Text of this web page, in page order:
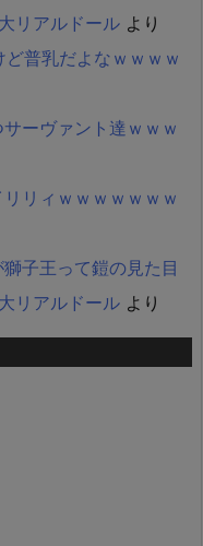
リアルドール より
ど普乳だよなｗｗｗｗ
ーヴァント達ｗｗｗ
リィｗｗｗｗｗｗｗ
子王って鎧の見た目
リアルドール より